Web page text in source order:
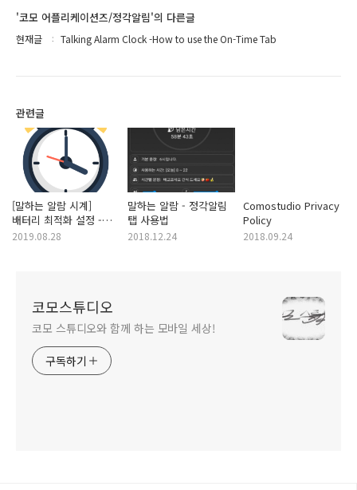
'코모 어플리케이션즈/정각알림'의 다른글
현재글 Talking Alarm Clock -How to use the On-Time Tab
관련글
[말하는 알람 시계]
배터리 최적화 설정 -잘
울리지 않을 때
2019.08.28
말하는 알람 - 정각알림
탭 사용법
2018.12.24
Comostudio Privacy
Policy
2018.09.24
코모스튜디오
코모 스튜디오와 함께 하는 모바일 세상!
구독하기